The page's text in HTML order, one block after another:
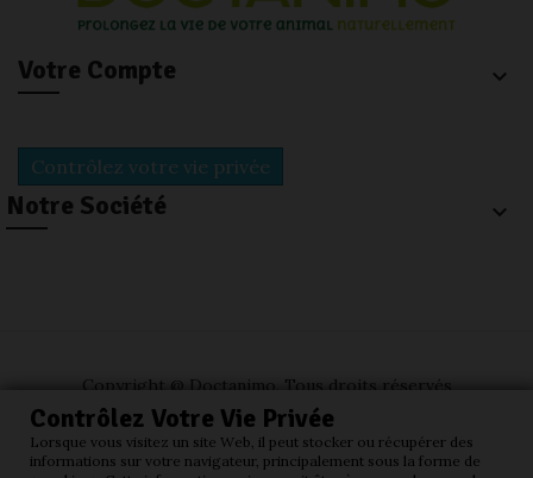
Votre Compte keyboard_arrow_down
Contrôlez votre vie privée
Notre Société keyboard_arrow_down
Copyright @ Doctanimo. Tous droits réservés
Contrôlez Votre Vie Privée
Lorsque vous visitez un site Web, il peut stocker ou récupérer des
informations sur votre navigateur, principalement sous la forme de